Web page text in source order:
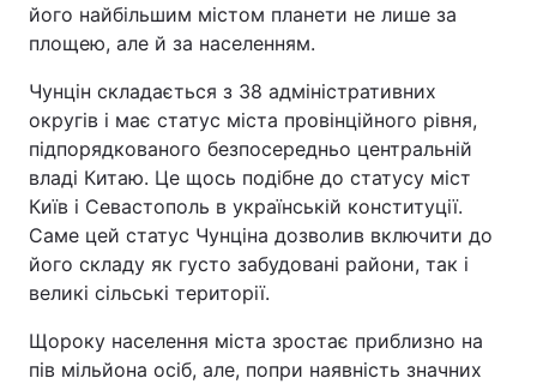
його найбільшим містом планети не лише за
площею, але й за населенням.
Чунцін складається з 38 адміністративних
округів і має статус міста провінційного рівня,
підпорядкованого безпосередньо центральній
владі Китаю. Це щось подібне до статусу міст
Київ і Севастополь в українській конституції.
Саме цей статус Чунціна дозволив включити до
його складу як густо забудовані райони, так і
великі сільські території.
Щороку населення міста зростає приблизно на
пів мільйона осіб, але, попри наявність значних